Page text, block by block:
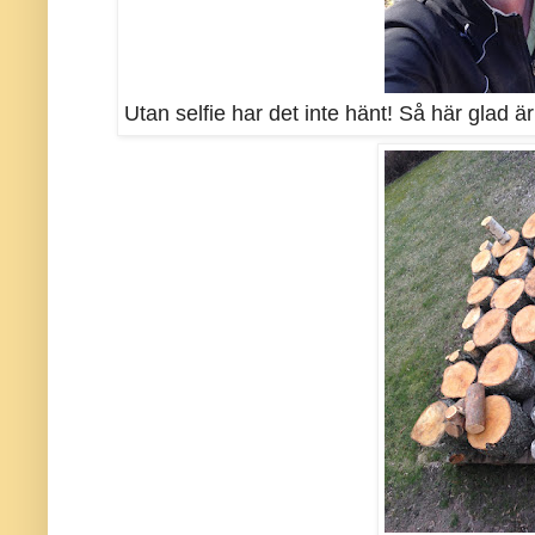
Utan selfie har det inte hänt! Så här glad